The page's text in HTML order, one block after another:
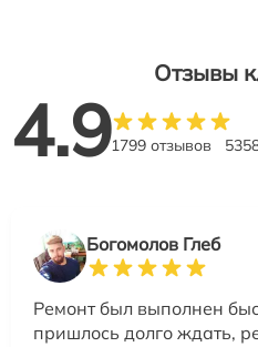
Отзывы
4.91799 отзывов
Богомолов Глеб
Ремонт был выполнен
пришлось долго ждать,